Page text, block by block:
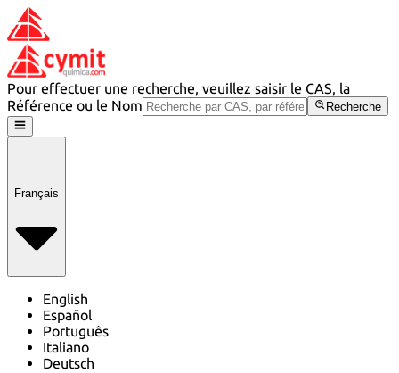
Pour effectuer une recherche, veuillez saisir le CAS, la
Référence ou le Nom
Recherche
Français
English
Español
Português
Italiano
Deutsch